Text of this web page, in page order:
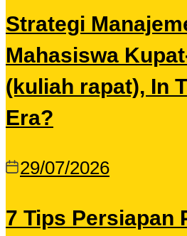
Strategi
Mahasiswa
(kuliah rapat), In
Era?
29/07/2026
7 Tips Persiapan